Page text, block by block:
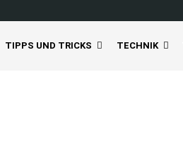
TIPPS UND TRICKS TECHNIK